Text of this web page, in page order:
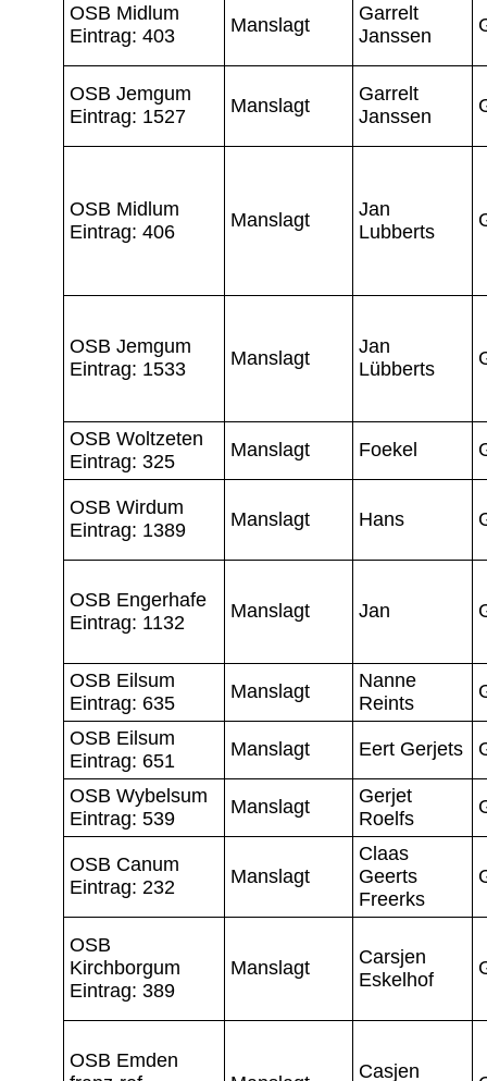
OSB Midlum
Eintrag: 403
Manslagt
Garrelt
Janssen
OSB Jemgum
Eintrag: 1527
Manslagt
Garrelt
Janssen
OSB Midlum
Eintrag: 406
Manslagt
Jan
Lubberts
OSB Jemgum
Eintrag: 1533
Manslagt
Jan
Lübberts
OSB Woltzeten
Eintrag: 325
Manslagt Foekel
OSB Wirdum
Eintrag: 1389
Manslagt Hans
OSB Engerhafe
Eintrag: 1132
Manslagt Jan
OSB Eilsum
Eintrag: 635
Manslagt
Nanne
Reints
OSB Eilsum
Eintrag: 651
Manslagt Eert Gerjets
OSB Wybelsum
Eintrag: 539
Manslagt
Gerjet
Roelfs
OSB Canum
Eintrag: 232
Manslagt
Claas
Geerts
Freerks
OSB
Kirchborgum
Eintrag: 389
Manslagt
Carsjen
Eskelhof
OSB Emden
Casjen